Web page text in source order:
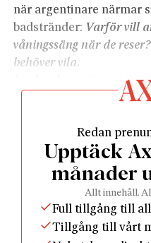
när argentinare närmar
badstränder: Varför vill
våningssäng när de
behöver vila.
Jag har hört vitsen ett
själv berättat den för
När jag var i Buenos
en av mina argentinska
inte hade hört tidigare:
att bli rik på? Att köpa
värd – och sälja honom
Den argentinska
Redan
Upptäck
månader
Allt innehåll.
Full tillgång till
Tillgång till vårt